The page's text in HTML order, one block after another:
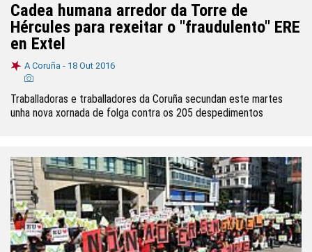
Cadea humana arredor da Torre de
Hércules para rexeitar o "fraudulento" ERE
en Extel
A Coruña - 18 Out 2016
Traballadoras e traballadores da Coruña secundan este martes
unha nova xornada de folga contra os 205 despedimentos